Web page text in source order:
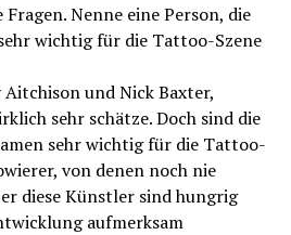
Nenne eine Person, die
wichtig für die Tattoo-Szene
und Nick Baxter,
sehr schätze. Doch sind die
sehr wichtig für die Tattoo-
von denen noch nie
diese Künstler sind hungrig
aufmerksam